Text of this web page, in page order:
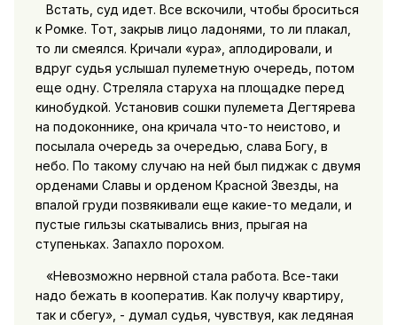
Встать, суд идет. Все вскочили, чтобы броситься
к Ромке. Тот, закрыв лицо ладонями, то ли плакал,
то ли смеялся. Кричали «ура», аплодировали, и
вдруг судья услышал пулеметную очередь, потом
еще одну. Стреляла старуха на площадке перед
кинобудкой. Установив сошки пулемета Дегтярева
на подоконнике, она кричала что-то неистово, и
посылала очередь за очередью, слава Богу, в
небо. По такому случаю на ней был пиджак с двумя
орденами Славы и орденом Красной Звезды, на
впалой груди позвякивали еще какие-то медали, и
пустые гильзы скатывались вниз, прыгая на
ступеньках. Запахло порохом.
«Невозможно нервной стала работа. Все-таки
надо бежать в кооператив. Как получу квартиру,
так и сбегу», - думал судья, чувствуя, как ледяная